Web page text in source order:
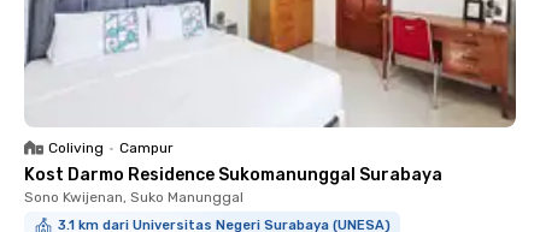
Coliving • Campur
Kost Darmo Residence Sukomanunggal Surabaya
Sono Kwijenan, Suko Manunggal
3.1 km dari Universitas Negeri Surabaya (UNESA)